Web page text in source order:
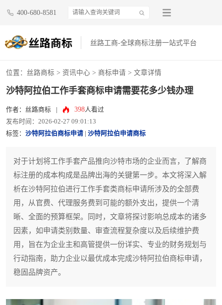
400-680-8581
丝路工商-全球商标注册一站式平台
位置： 丝路商标 > 资讯中心 > 商标申请 > 文章详情
沙特阿拉伯工作手套商标申请需要花多少钱办理
作者：丝路商标 398人看过
发布时间：2026-02-27 09:01:13
标签： 沙特阿拉伯商标申请 沙特阿拉伯申请商标
对于计划将工作手套产品推向沙特市场的企业而言，了解商
标注册的成本构成是品牌出海的关键第一步。本文将深入解
析在沙特阿拉伯进行工作手套类商标申请所涉及的全部费
用，从官费、代理服务费到可能的额外支出，提供一个清
晰、全面的预算框架。同时，文章将探讨影响总成本的诸多
因素，如申请类别数量、审查流程复杂度以及后续维护费
用，旨在为企业主和高管提供一份详实、专业的财务规划与
行动指南，助力企业以最优成本完成沙特阿拉伯商标申请，
稳固品牌资产。